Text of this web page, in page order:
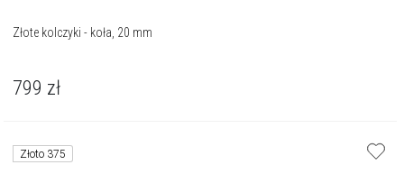
Złote kolczyki - koła, 20 mm
799 zł
Złoto 375